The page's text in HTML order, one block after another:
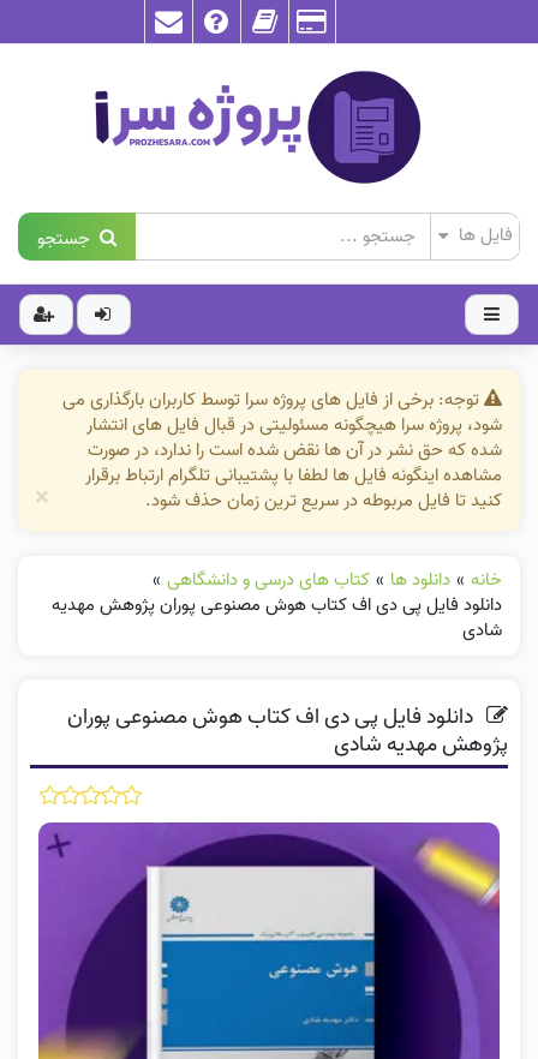
جستجو
توجه: برخی از فایل های پروژه سرا توسط کاربران بارگذاری می
شود، پروژه سرا هیچگونه مسئولیتی در قبال فایل های انتشار
شده که حق نشر در آن ها نقض شده است را ندارد، در صورت
مشاهده اینگونه فایل ها لطفا با پشتیبانی تلگرام ارتباط برقرار
کنید تا فایل مربوطه در سریع ترین زمان حذف شود.
×
خانه » دانلود ها » کتاب های درسی و دانشگاهی »
دانلود فایل پی دی اف کتاب هوش مصنوعی پوران پژوهش مهدیه
شادی
دانلود فایل پی دی اف کتاب هوش مصنوعی پوران
پژوهش مهدیه شادی